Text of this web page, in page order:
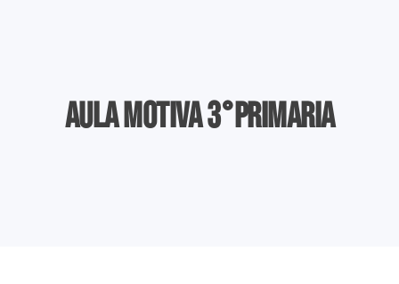
AULA MOTIVA 3°PRIMARIA